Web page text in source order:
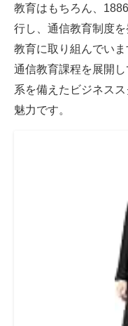
教育はもちろん、
行し、通信教育制度
教育に取り組んでい
通信教育課程を展開
系を備えたビジネス
魅力です。